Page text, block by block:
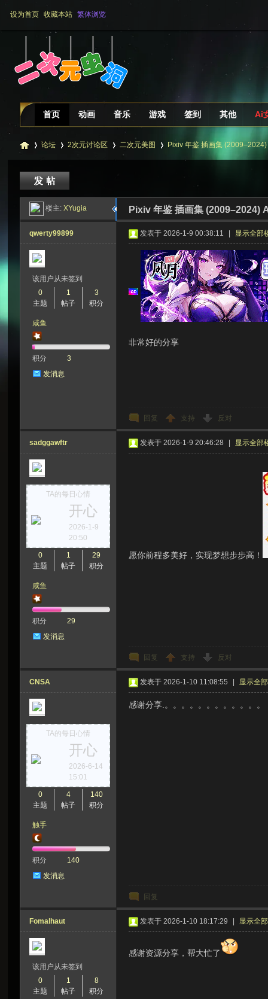
设为首页 收藏本站 繁体浏览
首页 动画 音乐 游戏 签到 其他 Ai
二 »
论坛
›
2次元讨论区
›
二次元美图
›
Pixiv 年鉴 插画集
楼主:XYugia Pixiv 年鉴 插画集 (2009–2024)
qwerty99899
该用户从未签到
0
主题
1
帖子
3
积分
咸鱼
积分
3
发消息
发表于 2026-1-9 00:38:11 显示全部
非常好的分享
回复 支持 反对
sadggawftr
TA的每日心情
开心
2026-1-9
20:50
0
主题
1
帖子
29
积分
咸鱼
积分
29
发消息
发表于 2026-1-9 20:46:28 显示全部
愿你前程多美好，实现梦想步步高！
回复 支持 反对
CNSA
TA的每日心情
开心
2026-6-14
15:01
0
主题
4
帖子
140
积分
触手
积分
140
发消息
发表于 2026-1-10 11:08:55 显示全
感谢分享.。。。。。。。。。。。。
回复
Fomalhaut
该用户从未签到
0
主题
1
帖子
8
积分
发表于 2026-1-10 18:17:29 显示全
感谢资源分享，帮大忙了